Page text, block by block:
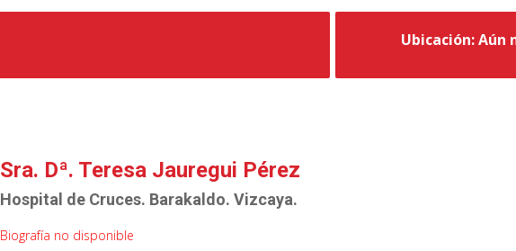
Ubicación: Aún
Sra. Dª. Teresa Jauregui Pérez
Hospital de Cruces. Barakaldo. Vizcaya.
Biografía no disponible